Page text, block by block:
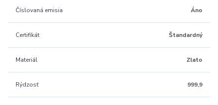
Číslovaná emisia Áno
Certifikát Štandardný
Materiál Zlato
Rýdzosť 999,9